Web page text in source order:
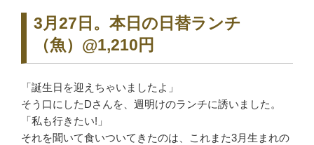
3月27日。本日の日替ランチ
（魚）@1,210円
「誕生日を迎えちゃいましたよ」
そう口にしたDさんを、週明けのランチに誘いました。
「私も行きたい!」
それを聞いて食いついてきたのは、これまた3月生まれの